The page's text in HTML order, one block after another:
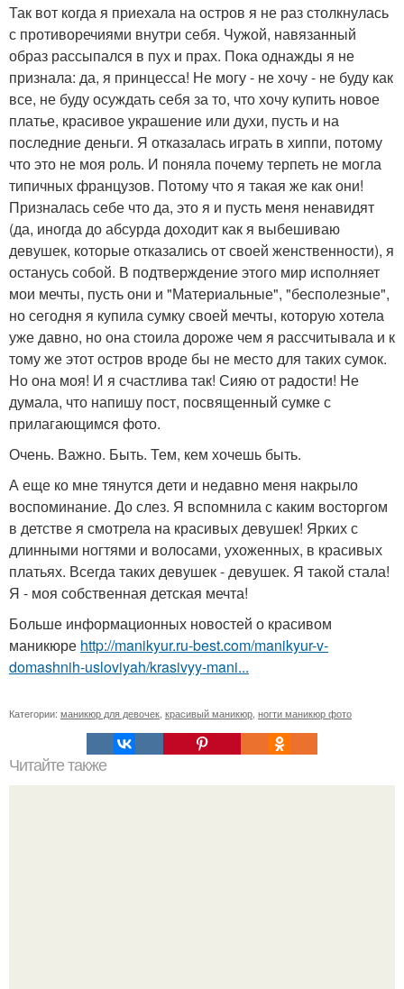
Так вот когда я приехала на остров я не раз столкнулась
с противоречиями внутри себя. Чужой, навязанный
образ рассыпался в пух и прах. Пока однажды я не
признала: да, я принцесса! Не могу - не хочу - не буду как
все, не буду осуждать себя за то, что хочу купить новое
платье, красивое украшение или духи, пусть и на
последние деньги. Я отказалась играть в хиппи, потому
что это не моя роль. И поняла почему терпеть не могла
типичных французов. Потому что я такая же как они!
Призналась себе что да, это я и пусть меня ненавидят
(да, иногда до абсурда доходит как я выбешиваю
девушек, которые отказались от своей женственности), я
останусь собой. В подтверждение этого мир исполняет
мои мечты, пусть они и "Материальные", "бесполезные",
но сегодня я купила сумку своей мечты, которую хотела
уже давно, но она стоила дороже чем я рассчитывала и к
тому же этот остров вроде бы не место для таких сумок.
Но она моя! И я счастлива так! Сияю от радости! Не
думала, что напишу пост, посвященный сумке с
прилагающимся фото.
Очень. Важно. Быть. Тем, кем хочешь быть.
А еще ко мне тянутся дети и недавно меня накрыло
воспоминание. До слез. Я вспомнила с каким восторгом
в детстве я смотрела на красивых девушек! Ярких с
длинными ногтями и волосами, ухоженных, в красивых
платьях. Всегда таких девушек - девушек. Я такой стала!
Я - моя собственная детская мечта!
Больше информационных новостей о красивом
маникюре http://manikyur.ru-best.com/manikyur-v-
domashnih-usloviyah/krasivyy-mani...
Категории: маникюр для девочек красивый маникюр ногти маникюр фото
Читайте также